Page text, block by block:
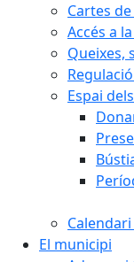
Cartes
Accés a
Queixes,
Espai
El municipi